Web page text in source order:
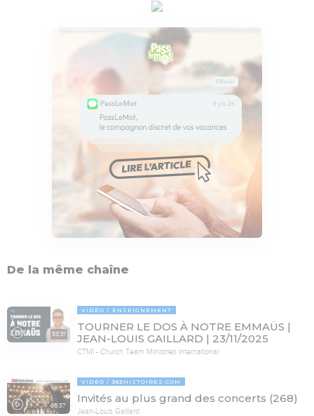
De la même chaîne
53:31
VIDÉO ENSEIGNEMENT
TOURNER LE DOS À NOTRE EMMAÜS |
JEAN-LOUIS GAILLARD | 23/11/2025
CTMI - Church Team Ministries International
05:37
VIDÉO 365HISTOIRES.COM
Invités au plus grand des concerts (268)
Jean-Louis Gaillard